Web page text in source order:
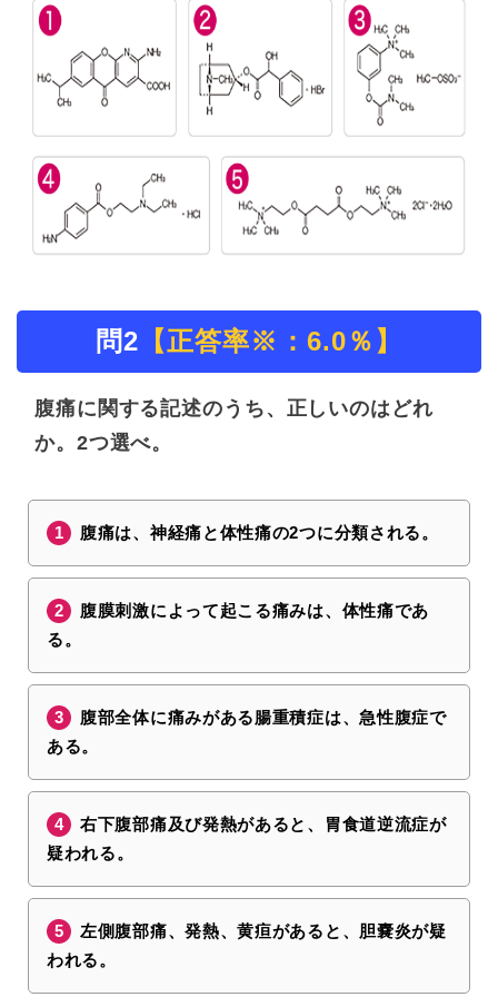
問2 【正答率※：6.0％】
腹痛に関する記述のうち、正しいのはどれ
か。2つ選べ。
腹痛は、神経痛と体性痛の2つに分類される。
腹膜刺激によって起こる痛みは、体性痛であ
る。
腹部全体に痛みがある腸重積症は、急性腹症で
ある。
右下腹部痛及び発熱があると、胃食道逆流症が
疑われる。
左側腹部痛、発熱、黄疸があると、胆嚢炎が疑
われる。